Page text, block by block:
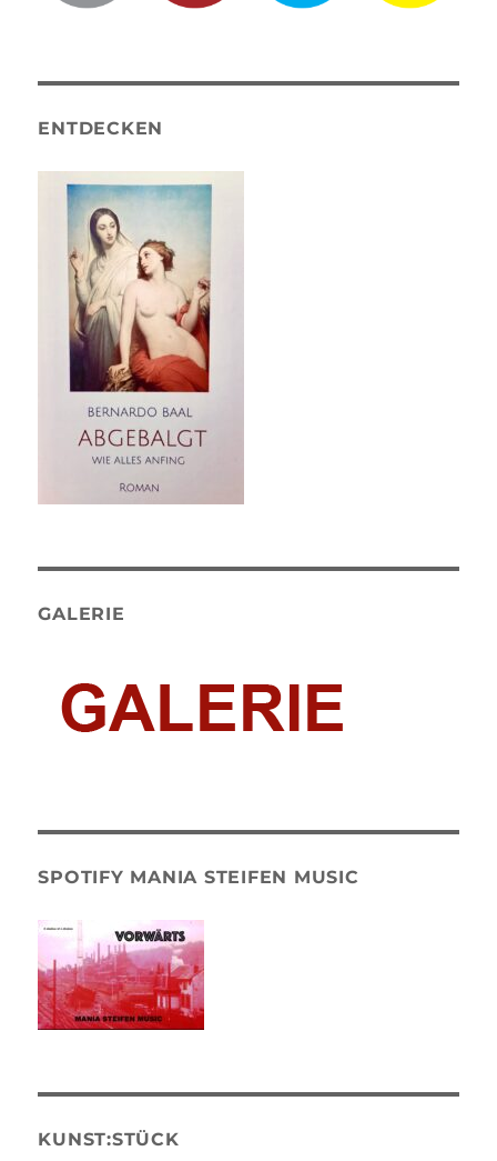
ENTDECKEN
GALERIE
SPOTIFY MANIA STEIFEN MUSIC
KUNST:STÜCK